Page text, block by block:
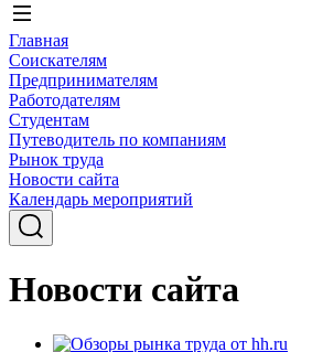
Главная
Соискателям
Предпринимателям
Работодателям
Студентам
Путеводитель по компаниям
Рынок труда
Новости сайта
Календарь мероприятий
Новости сайта